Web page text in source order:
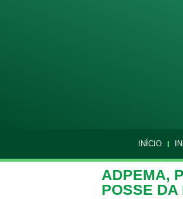
INÍCIO
ADPEMA,
POSSE DA